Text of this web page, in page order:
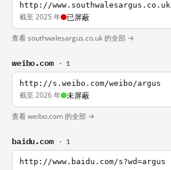
http://www.southwalesargus.co.uk
截至 2025 年 已屏蔽
查看 southwalesargus.co.uk 的全部 →
weibo.com · 1
http://s.weibo.com/weibo/argus
截至 2026 年 未屏蔽
查看 weibo.com 的全部 →
baidu.com · 1
http://www.baidu.com/s?wd=argus